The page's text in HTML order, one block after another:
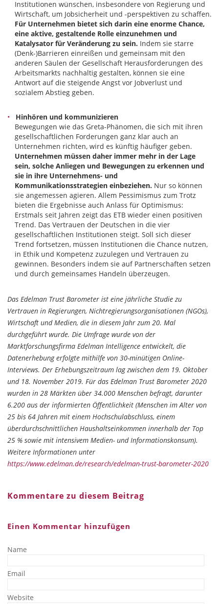
Institutionen wünschen, insbesondere von Regierung und
Wirtschaft, um Jobsicherheit und -perspektiven zu schaffen.
Für Unternehmen bietet sich darin eine enorme Chance,
eine aktive, gestaltende Rolle einzunehmen und
Katalysator für Veränderung zu sein. Indem sie starre
(Denk-)Barrieren einreißen und gemeinsam mit den
anderen Säulen der Gesellschaft Herausforderungen des
Arbeitsmarkts nachhaltig gestalten, können sie eine
Antwort auf die steigende Angst vor Jobverlust und
sozialem Abstieg geben.
Hinhören und kommunizieren
Bewegungen wie das Greta-Phänomen, die sich mit ihren
gesellschaftlichen Forderungen ganz klar auch an
Unternehmen richten, wird es künftig häufiger geben.
Unternehmen müssen daher immer mehr in der Lage
sein, solche Anliegen und Bewegungen zu erkennen und
sie in ihre Unternehmens- und
Kommunikationsstrategien einbeziehen. Nur so können
sie angemessen agieren. Allem Pessimismus zum Trotz
bieten die Ergebnisse auch Anlass für Optimismus:
Erstmals seit Jahren zeigt das ETB wieder einen positiven
Trend. Das Vertrauen der Deutschen in die vier
gesellschaftlichen Institutionen steigt. Soll sich dieser
Trend fortsetzen, müssen Institutionen die Chance nutzen,
in Ethik und Kompetenz zuzulegen und Vertrauen zu
gewinnen. Besonders indem sie auf Partnerschaften setzen
und durch gemeinsames Handeln überzeugen.
Das Edelman Trust Barometer ist eine jährliche Studie zu
Vertrauen in Regierungen, Nichtregierungsorganisationen (NGOs),
Wirtschaft und Medien, die in diesem Jahr zum 20. Mal
durchgeführt wurde. Die Umfrage wurde von der
Marktforschungsfirma Edelman Intelligence entwickelt, die
Datenerhebung erfolgte mithilfe von 30-minütigen Online-
Interviews. Der Erhebungszeitraum lag zwischen dem 19. Oktober
und 18. November 2019. Für das Edelman Trust Barometer 2020
wurden in 28 Märkten über 34.000 Menschen befragt, darunter
6.200 aus der informierten Öffentlichkeit (Menschen im Alter von
25 bis 64 Jahren mit einem Hochschulabschluss, einem
überdurchschnittlichen Haushaltseinkommen innerhalb der Top
25 % sowie mit intensivem Medien- und Informationskonsum).
Weitere Informationen unter
https://www.edelman.de/research/edelman-trust-barometer-2020
Kommentare zu diesem Beitrag
Einen Kommentar hinzufügen
Name
Email
Website